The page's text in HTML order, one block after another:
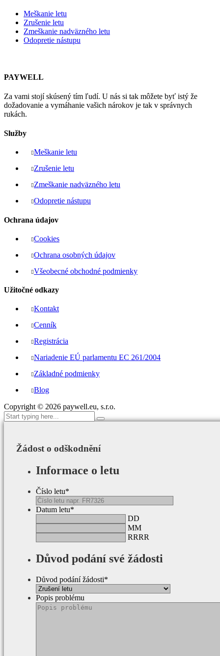
Meškanie letu
Zrušenie letu
Zmeškanie nadväzného letu
Odopretie nástupu
PAYWELL
Za vami stojí skúsený tím ľudí. U nás si tak môžete byť istý že
dožadovanie a vymáhanie vašich nárokov je tak v správnych
rukách.
Služby
Meškanie letu
Zrušenie letu
Zmeškanie nadväzného letu
Odopretie nástupu
Ochrana údajov
Cookies
Ochrana osobných údajov
Všeobecné obchodné podmienky
Užitočné odkazy
Kontakt
Cenník
Registrácia
Nariadenie EÚ parlamentu EC 261/2004
Základné podmienky
Blog
Copyright © 2026 paywell.eu, s.r.o.
Žádost o odškodnění
Informace o letu
Číslo letu*
Datum letu*
DD
MM
RRRR
Důvod podání své žádosti
Důvod podání žádosti*
Popis problému